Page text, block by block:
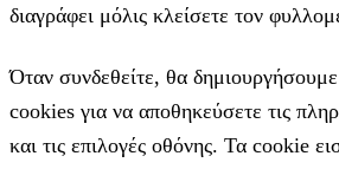
διαγράφει μόλις κλείσετε τον
Όταν συνδεθείτε, θα
cookies για να αποθηκεύσετε τις
και τις επιλογές οθόνης. Τα cookie